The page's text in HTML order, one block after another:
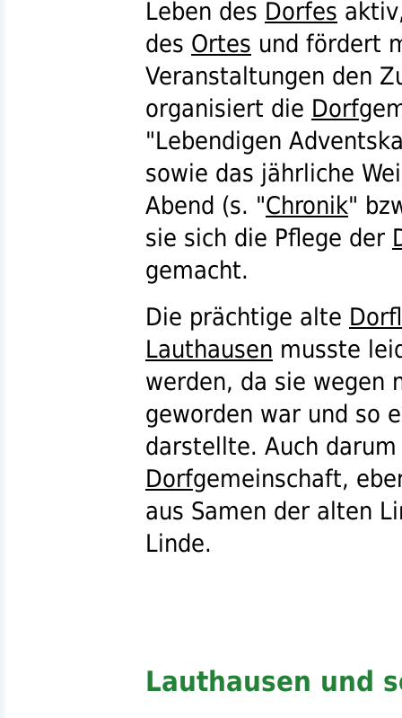
Leben des Dorfes
des Ortes und fördert
Veranstaltungen den
organisiert die Dorf
"Lebendigen
sowie das jährliche
Abend (s. "Chronik"
sie sich die Pflege der
gemacht.
Die prächtige alte Dorf
Lauthausen musste
werden, da sie wegen
geworden war und so
darstellte. Auch
Dorfgemeinschaft,
aus Samen der alten
Linde.
Lauthausen und